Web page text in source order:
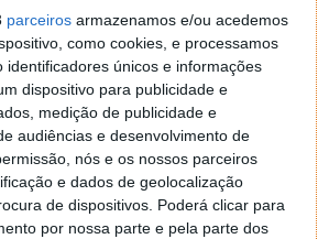
parceiros armazenamos e/ou acedemos
como cookies, e processamos
identificadores únicos e informações
dispositivo para publicidade e
medição de publicidade e
audiências e desenvolvimento de
nós e os nossos parceiros
e dados de geolocalização
de dispositivos. Poderá clicar para
por nossa parte e pela parte dos
artigo tem mais de um ano
no Google Notícias